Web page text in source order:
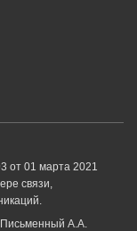
от 01 марта 2021
связи,
А.А.